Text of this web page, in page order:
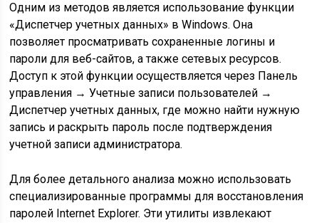
Одним из методов является использование функции
«Диспетчер учетных данных» в Windows. Она
позволяет просматривать сохраненные логины и
пароли для веб-сайтов, а также сетевых ресурсов.
Доступ к этой функции осуществляется через Панель
управления → Учетные записи пользователей →
Диспетчер учетных данных, где можно найти нужную
запись и раскрыть пароль после подтверждения
учетной записи администратора.
Для более детального анализа можно использовать
специализированные программы для восстановления
паролей Internet Explorer. Эти утилиты извлекают